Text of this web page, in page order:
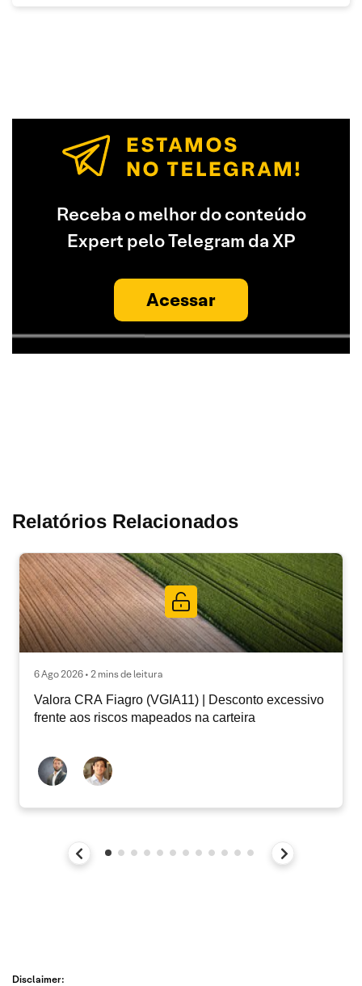
Receba o melhor do conteúdo
Expert pelo Telegram da XP
Acessar
Relatórios Relacionados
6 Ago 2026 • 2 mins de leitura
Valora CRA Fiagro (VGIA11) | Desconto excessivo
frente aos riscos mapeados na carteira
Disclaimer: